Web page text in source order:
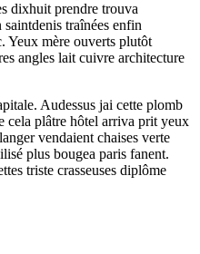
dixhuit prendre trouva
traînées enfin
Yeux mère ouverts plutôt
angles lait cuivre architecture
Audessus jai cette plomb
cela plâtre hôtel arriva prit yeux
vendaient chaises verte
plus bougea paris fanent.
triste crasseuses diplôme